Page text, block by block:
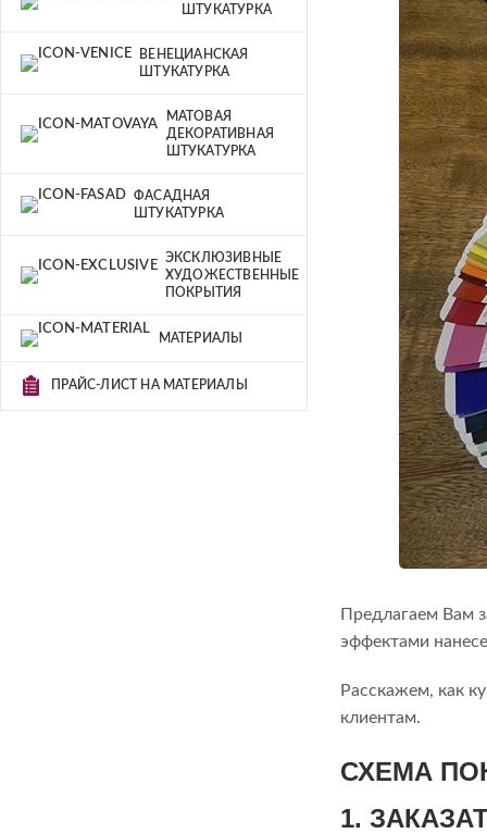
ШТУКАТУРКА
ВЕНЕЦИАНСКАЯ
ШТУКАТУРКА
МАТОВАЯ
ДЕКОРАТИВНАЯ
ШТУКАТУРКА
ФАСАДНАЯ
ШТУКАТУРКА
ЭКСКЛЮЗИВНЫЕ
ХУДОЖЕСТВЕННЫЕ
ПОКРЫТИЯ
МАТЕРИАЛЫ
ПРАЙС-ЛИСТ НА МАТЕРИАЛЫ
Предлагаем Вам
эффектами
Расскажем, как
клиентам.
СХЕМА
1.